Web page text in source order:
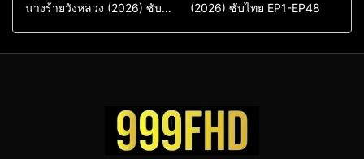
Sci-Fi & Fantasy
นางร้ายวังหลวง (2026) ซับ
ซีรี่ย์จีนซับไทย
(2026) ซับไทย EP1-EP48